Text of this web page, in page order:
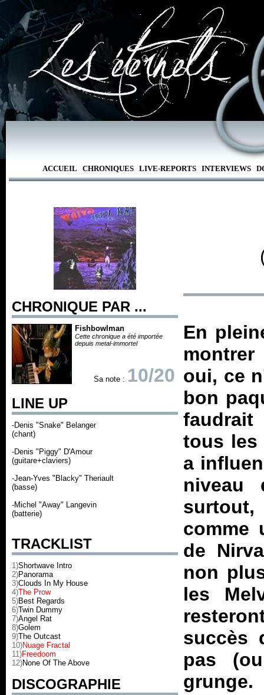
ACCUEIL CHRONIQUES LIVE-REPORTS INTERVIEWS
CHRONIQUE PAR ...
Fishbowlman
Cette chronique a été importée
depuis metal-immortel
Sa note : 10/20
LINE UP
-Denis "Snake" Belanger
(chant)
-Denis "Piggy" D'Amour
(guitare+claviers)
-Jean-Yves "Blacky" Theriault
(basse)
-Michel "Away" Langevin
(batterie)
TRACKLIST
1)Shortwave Intro
2)Panorama
3)Clouds In My House
4)The Prow
5)Best Regards
6)Twin Dummy
7)Angel Rat
8)Golem
9)The Outcast
10)Nuage Fractal
11)Freedoom
12)None Of The Above
DISCOGRAPHIE
En
oui, ce
bon
faudrait
tous les
a
niveau
surtout,
comme
de
non
les
succès
pas
grunge.